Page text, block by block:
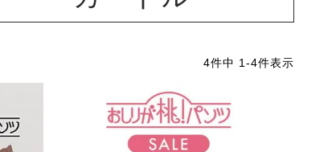
4件中 1 -4件表示